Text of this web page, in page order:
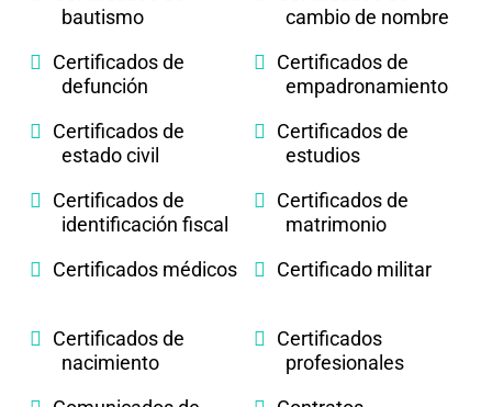
bautismo
cambio de nombre
Certificados de
defunción
Certificados de
empadronamiento
Certificados de
estado civil
Certificados de
estudios
Certificados de
identificación fiscal
Certificados de
matrimonio
Certificados médicos
Certificado militar
Certificados de
nacimiento
Certificados
profesionales